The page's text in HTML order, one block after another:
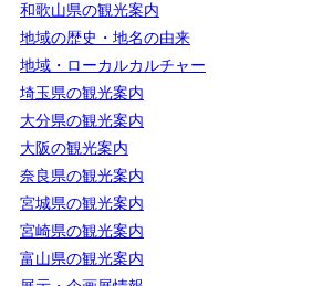
和歌山県の観光案内
地域の歴史・地名の由来
地域・ローカルカルチャー
埼玉県の観光案内
大分県の観光案内
大阪の観光案内
奈良県の観光案内
宮城県の観光案内
宮崎県の観光案内
富山県の観光案内